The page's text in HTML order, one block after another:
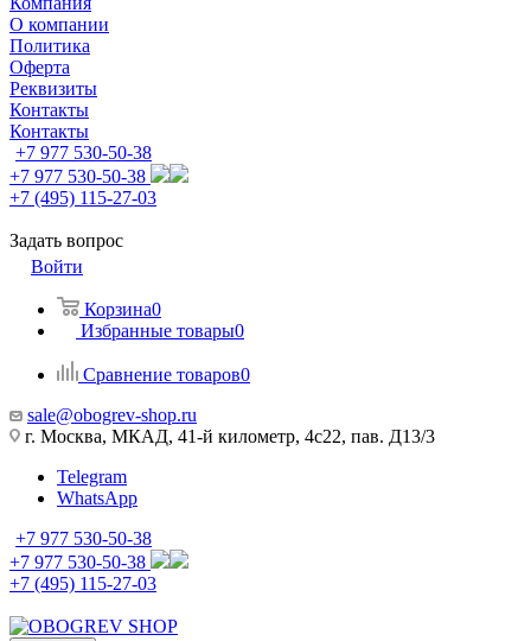
О компании
Политика
Оферта
Реквизиты
Контакты
Контакты
+7 977 530-50-38
+7 977 530-50-38
+7 (495) 115-27-03
Задать вопрос
Войти
Корзина0
Избранные товары0
Сравнение товаров0
sale@obogrev-shop.ru
г. Москва, МКАД, 41-й километр, 4с22, пав. Д13/3
Telegram
WhatsApp
+7 977 530-50-38
+7 977 530-50-38
+7 (495) 115-27-03